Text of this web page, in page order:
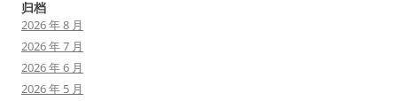
归档
2026 年 8 月
2026 年 7 月
2026 年 6 月
2026 年 5 月